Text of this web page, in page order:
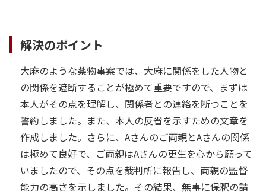
解決のポイント
大麻のような薬物事案では、大麻に関係をした人物と
の関係を遮断することが極めて重要ですので、まずは
本人がその点を理解し、関係者との連絡を断つことを
誓約しました。また、本人の反省を示すための文章を
作成しました。さらに、Aさんのご両親とAさんの関係
は極めて良好で、ご両親はAさんの更生を心から願って
いましたので、その点を裁判所に報告し、両親の監督
能力の高さを示しました。その結果、無事に保釈の請